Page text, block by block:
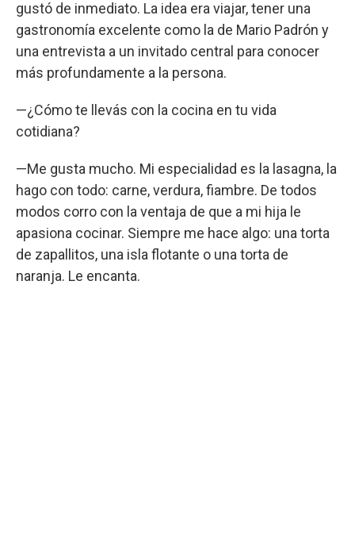
gustó de inmediato. La idea era viajar, tener una
gastronomía excelente como la de Mario Padrón y
una entrevista a un invitado central para conocer
más profundamente a la persona.
—¿Cómo te llevás con la cocina en tu vida
cotidiana?
—Me gusta mucho. Mi especialidad es la lasagna, la
hago con todo: carne, verdura, fiambre. De todos
modos corro con la ventaja de que a mi hija le
apasiona cocinar. Siempre me hace algo: una torta
de zapallitos, una isla flotante o una torta de
naranja. Le encanta.